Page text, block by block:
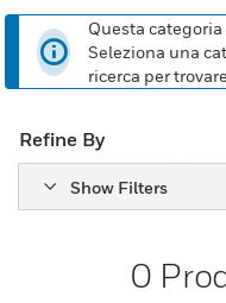
Questa
Seleziona una
ricerca per
Refine By
Show Filters
0